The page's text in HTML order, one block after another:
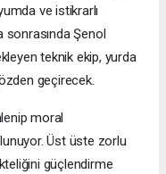
ve istikrarlı
sonrasında Şenol
teknik ekip, yurda
geçirecek.
moral
Üst üste zorlu
güçlendirme